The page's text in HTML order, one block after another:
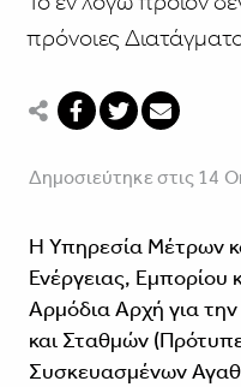
πρόνοιες
Δημοσιεύτηκε στις 14
Η Υπηρεσία Μέτρων
Ενέργειας, Εμπορίου
Αρμόδια Αρχή για
και Σταθμών
Συσκευασμένων